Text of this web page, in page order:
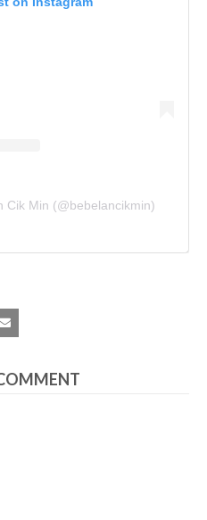
Cik Min (@bebelancikmin)